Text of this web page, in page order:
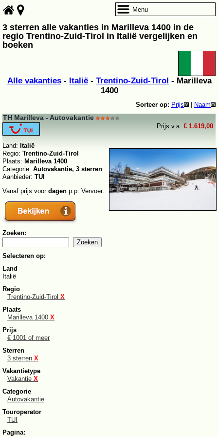
3 sterren alle vakanties in Marilleva 1400 in de
regio Trentino-Zuid-Tirol in Italië vergelijken en
boeken
Alle vakanties - Italië - Trentino-Zuid-Tirol - Marilleva
1400
Sorteer op: Prijs Naam
TH Marilleva - Autovakantie
Prijs v.a. € 1.619,00
Land: Italië
Regio: Trentino-Zuid-Tirol
Plaats: Marilleva 1400
Categorie: Autovakantie, 3 sterren
Aanbieder: TUI
Vanaf prijs voor dagen p.p. Vervoer:
Zoeken:
Selecteren op:
Land
Italië
Regio
Trentino-Zuid-Tirol X
Plaats
Marilleva 1400 X
Prijs
€ 1001 of meer
Sterren
3 sterren X
Vakantietype
Vakantie X
Categorie
Autovakantie
Touroperator
TUI
Pagina:
Menu